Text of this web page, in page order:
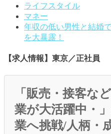
ライフスタイル
マネー
年収の低い男性と結婚
を大暴露！
【求人情報】東京／正社員
「販売・接客な
業が大活躍中・
業へ挑戦/人柄・